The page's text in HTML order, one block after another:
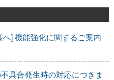
] 機能強化に関するご案内
具合発生時の対応につきま